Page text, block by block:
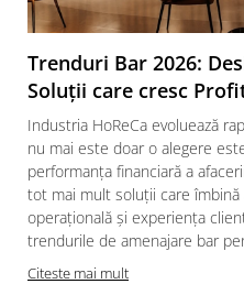
Trenduri Bar 2026:
Soluții care cresc
Industria HoReCa evoluează
nu mai este doar o alegere
performanța financiară a
tot mai mult soluții care
operațională și experiența
trendurile de amenajare bar
Citeste mai mult